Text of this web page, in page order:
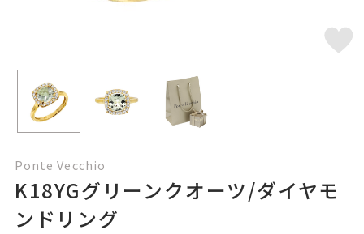
Ponte Vecchio
K18YGグリーンクオーツ/ダイヤモ
ンドリング